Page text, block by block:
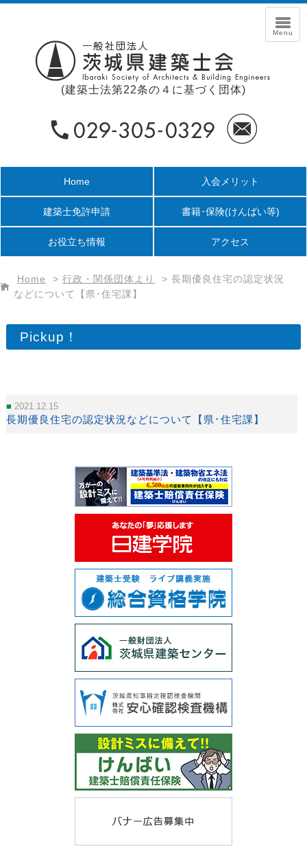
(建築士法第22条の４に基づく団体)
Home 入会メリット
建築士免許申請 書籍･保険(けんばい等)
お役立ち情報 アクセス
Home > 行政・関係団体より > 長期優良住宅の認定状況
などについて【県･住宅課】
Pickup！
2021.12.15
長期優良住宅の認定状況などについて【県･住宅課】